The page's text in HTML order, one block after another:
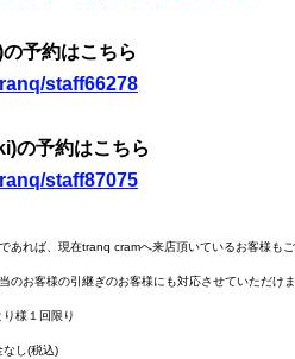
予約はこちら
staff66278
の予約はこちら
staff87075
あれば、現在tranq cramへ来店頂いているお客様もご
のお客様の引継ぎのお客様にも対応させていただけま
様１回限り
し(税込)